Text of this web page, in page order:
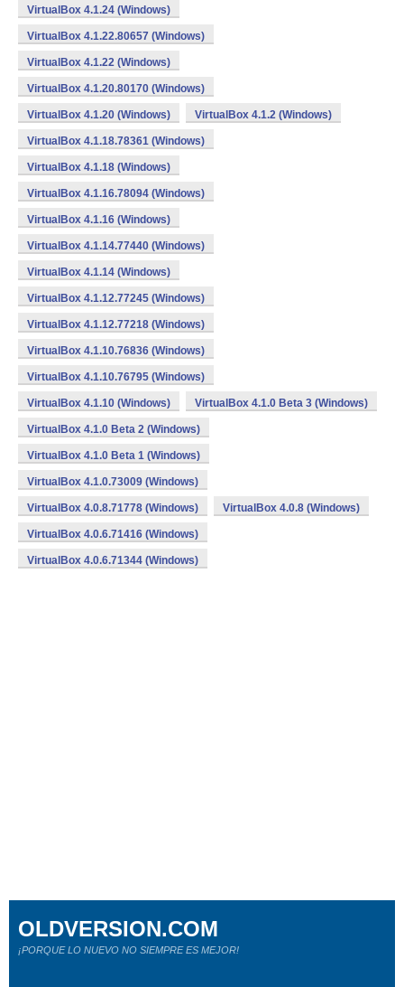
VirtualBox 4.1.24 (Windows)
VirtualBox 4.1.22.80657 (Windows)
VirtualBox 4.1.22 (Windows)
VirtualBox 4.1.20.80170 (Windows)
VirtualBox 4.1.20 (Windows) VirtualBox 4.1.2 (Windows)
VirtualBox 4.1.18.78361 (Windows)
VirtualBox 4.1.18 (Windows)
VirtualBox 4.1.16.78094 (Windows)
VirtualBox 4.1.16 (Windows)
VirtualBox 4.1.14.77440 (Windows)
VirtualBox 4.1.14 (Windows)
VirtualBox 4.1.12.77245 (Windows)
VirtualBox 4.1.12.77218 (Windows)
VirtualBox 4.1.10.76836 (Windows)
VirtualBox 4.1.10.76795 (Windows)
VirtualBox 4.1.10 (Windows) VirtualBox 4.1.0 Beta 3 (Windows)
VirtualBox 4.1.0 Beta 2 (Windows)
VirtualBox 4.1.0 Beta 1 (Windows)
VirtualBox 4.1.0.73009 (Windows)
VirtualBox 4.0.8.71778 (Windows) VirtualBox 4.0.8 (Windows)
VirtualBox 4.0.6.71416 (Windows)
VirtualBox 4.0.6.71344 (Windows)
OLDVERSION.COM
¡PORQUE LO NUEVO NO SIEMPRE ES MEJOR!